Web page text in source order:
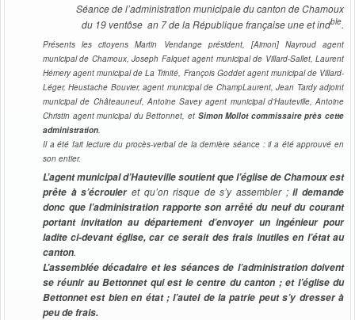
Séance de l’administration municipale du canton de Chamoux
du 19 ventôse an 7 de la République française une et indble.
Présents les citoyens Martin Vendange président, [Aimon] Nayroud agent
municipal de Chamoux, Joseph Falquet agent municipal de Villard-Sallet, Laurent
Hémery agent municipal de La Trinité, François Goddet agent municipal de Villard-
Léger, Heustache Bouvier, agent municipal de ChampLaurent, Jean Tardy adjoint
municipal de Châteauneuf, Antoine Savey agent municipal d’Hauteville, Antoine
Christin agent municipal du Bettonnet, et Simon Mollot commissaire près cette
administration.
Il a été fait lecture du procès-verbal de la dernière séance : il a été approuvé en
son entier.
L’agent municipal d’Hauteville soutient que l’église de Chamoux est
prête à s’écrouler et qu’on risque de s’y assembler ;il demande
donc que l’administration rapporte son arrêté du neuf du courant
portant invitation au département d’envoyer un ingénieur pour
ladite ci-devant église, car ce serait des frais inutiles en l’état au
canton.
L’assemblée décadaire et les séances de l’administration doivent
se réunir au Bettonnet qui est le centre du canton ; et l’église du
Bettonnet est bien en état ; l’autel de la patrie peut s’y dresser à
peu de frais.